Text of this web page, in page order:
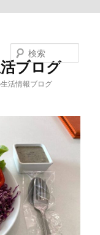
ブログ
活情報ブログ